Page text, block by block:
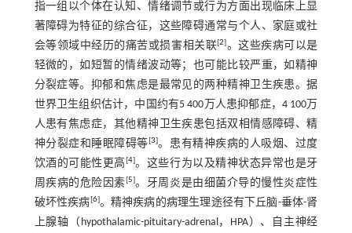
指一组以个体在认知、情绪调节或行为方面出现临床上显
著障碍为特征的综合征，这些障碍通常与个人、家庭或社
会等领域中经历的痛苦或损害相关联[2]。这些疾病可以是
轻微的，如短暂的情绪波动等；也可能比较严重，如精神
分裂症等。抑郁和焦虑是最常见的两种精神卫生疾患。据
世界卫生组织估计，中国约有5 400万人患抑郁症，4 100万
人患有焦虑症，其他精神卫生疾患包括双相情感障碍、精
神分裂症和睡眠障碍等[3]。患有精神疾病的人吸烟、过度
饮酒的可能性更高 [4]。这些行为以及精神状态异常也是牙
周疾病的危险因素[5]。牙周炎是由细菌介导的慢性炎症性
破坏性疾病[6]。精神疾病的病理生理途径有下丘脑-垂体-肾
上腺轴（hypothalamic-pituitary-adrenal，HPA）、自主神经